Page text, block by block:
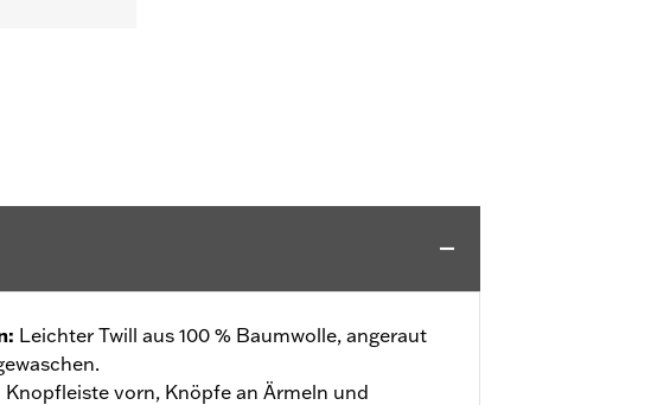
: Leichter Twill aus 100 % Baumwolle, angeraut
Knopfleiste vorn, Knöpfe an Ärmeln und